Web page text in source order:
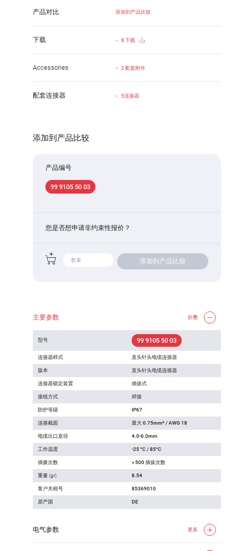
产品对比 添加到产品比较
下载 8 下载
Accessories 2 配套附件
配套连接器 5连接器
添加到产品比较
产品编号
99 9105 50 03
您是否想申请非约束性报价？
添加到产品比较
主要参数 折叠
型号 99 9105 50 03
连接器样式 直头针头电缆连接器
版本 直头针头电缆连接器
连接器锁定装置 插拔式
接线方式 焊接
防护等级 IP67
连接截面 最大 0.75mm² / AWG 18
电缆出口直径 4.0-6.0mm
工作温度 -25 °C / 85°C
插拨次数 > 500 插拔次数
重量 (gr) 8.54
客户关税号 85369010
原产国 DE
电气参数 更多